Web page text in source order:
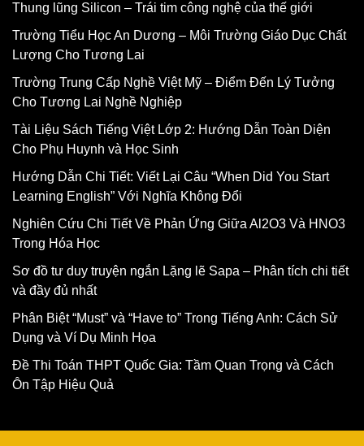
Thung lũng Silicon – Trái tim công nghệ của thế giới
Trường Tiểu Học An Dương – Môi Trường Giáo Dục Chất
Lượng Cho Tương Lai
Trường Trung Cấp Nghề Việt Mỹ – Điểm Đến Lý Tưởng
Cho Tương Lai Nghề Nghiệp
Tài Liệu Sách Tiếng Việt Lớp 2: Hướng Dẫn Toàn Diện
Cho Phụ Huynh và Học Sinh
Hướng Dẫn Chi Tiết: Viết Lại Câu “When Did You Start
Learning English” Với Nghĩa Không Đổi
Nghiên Cứu Chi Tiết Về Phản Ứng Giữa Al2O3 Và HNO3
Trong Hóa Học
Sơ đồ tư duy truyện ngắn Lặng lẽ Sapa – Phân tích chi tiết
và đầy đủ nhất
Phân Biệt “Must” và “Have to” Trong Tiếng Anh: Cách Sử
Dụng và Ví Dụ Minh Họa
Đề Thi Toán THPT Quốc Gia: Tầm Quan Trọng và Cách
Ôn Tập Hiệu Quả